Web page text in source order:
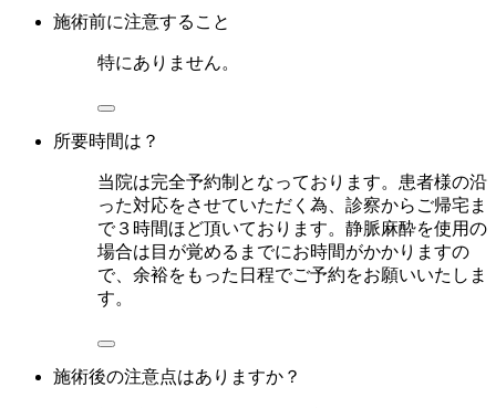
施術前に注意すること
特にありません。
所要時間は？
当院は完全予約制となっております。患者様の沿
った対応をさせていただく為、診察からご帰宅ま
で３時間ほど頂いております。静脈麻酔を使用の
場合は目が覚めるまでにお時間がかかりますの
で、余裕をもった日程でご予約をお願いいたしま
す。
施術後の注意点はありますか？